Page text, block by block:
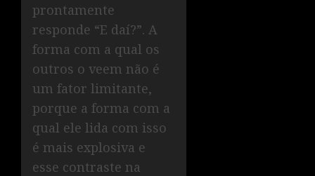
prontamente
responde “E daí?”. A
forma com a qual os
outros o veem não é
um fator limitante,
porque a forma com a
qual ele lida com isso
é mais explosiva e
esse contraste na